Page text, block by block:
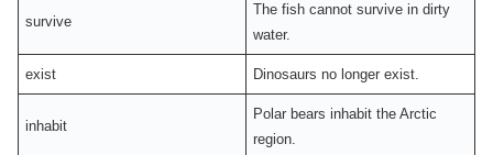
survive
The fish cannot survive in dirty
water.
exist Dinosaurs no longer exist.
inhabit
Polar bears inhabit the Arctic
region.